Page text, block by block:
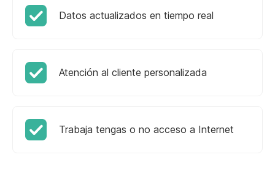
Datos actualizados en tiempo real
Atención al cliente personalizada
Trabaja tengas o no acceso a Internet